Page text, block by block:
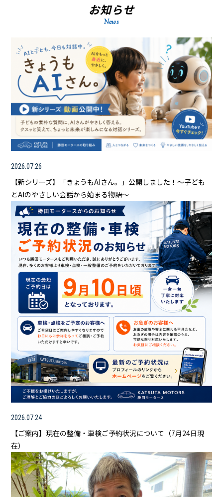
お知らせ
News
2026.07.26
【新シリーズ】「きょうもAIさん。」公開しました！～子ども
とAIのやさしい会話から始まる物語～
2026.07.24
【ご案内】現在の整備・車検ご予約状況について（7月24日現
在）